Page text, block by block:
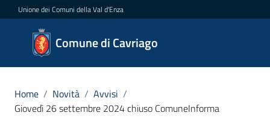
Vai al contenuto
Vai alla navigazione
Vai al footer
Unione dei Comuni della Val d'Enza
Comune di Cavriago
Comune
di
Home / Novità / Avvisi /
Giovedì 26 settembre 2024 chiuso ComuneInforma